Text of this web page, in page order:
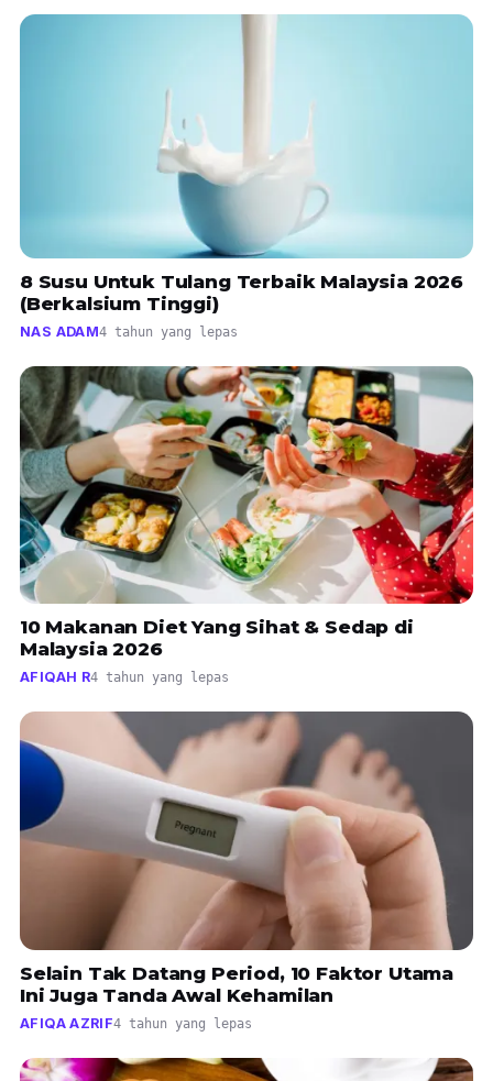
8 Susu Untuk Tulang Terbaik Malaysia 2026
(Berkalsium Tinggi)
NAS ADAM4 tahun yang lepas
10 Makanan Diet Yang Sihat & Sedap di
Malaysia 2026
AFIQAH R4 tahun yang lepas
Selain Tak Datang Period, 10 Faktor Utama
Ini Juga Tanda Awal Kehamilan
AFIQA AZRIF4 tahun yang lepas